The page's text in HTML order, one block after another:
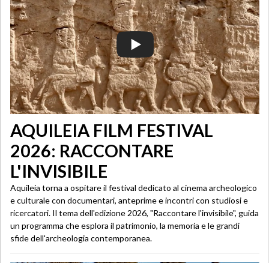
AQUILEIA FILM FESTIVAL
2026: RACCONTARE
L'INVISIBILE
Aquileia torna a ospitare il festival dedicato al cinema archeologico
e culturale con documentari, anteprime e incontri con studiosi e
ricercatori. Il tema dell'edizione 2026, "Raccontare l'invisibile", guida
un programma che esplora il patrimonio, la memoria e le grandi
sfide dell'archeologia contemporanea.